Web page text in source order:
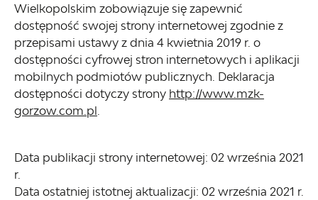
Wielkopolskim zobowiązuje się zapewnić
dostępność swojej strony internetowej zgodnie z
przepisami ustawy z dnia 4 kwietnia 2019 r. o
dostępności cyfrowej stron internetowych i aplikacji
mobilnych podmiotów publicznych. Deklaracja
dostępności dotyczy strony http://www.mzk-
gorzow.com.pl.
Data publikacji strony internetowej: 02 września 2021
r.
Data ostatniej istotnej aktualizacji: 02 września 2021 r.